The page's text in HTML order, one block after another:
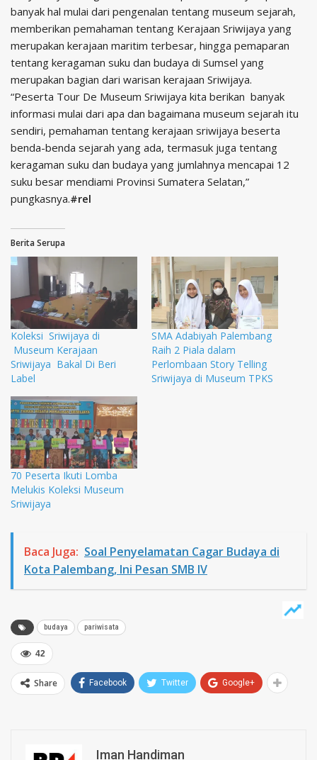
banyak hal mulai dari pengenalan tentang museum sejarah,
memberikan pemahaman tentang Kerajaan Sriwijaya yang
merupakan kerajaan maritim terbesar, hingga pemaparan
tentang keragaman suku dan budaya di Sumsel yang
merupakan bagian dari warisan kerajaan Sriwijaya.
“Peserta Tour De Museum Sriwijaya kita berikan banyak
informasi mulai dari apa dan bagaimana museum sejarah itu
sendiri, pemahaman tentang kerajaan sriwijaya beserta
benda-benda sejarah yang ada, termasuk juga tentang
keragaman suku dan budaya yang jumlahnya mencapai 12
suku besar mendiami Provinsi Sumatera Selatan,”
pungkasnya.#rel
Berita Serupa
Koleksi Sriwijaya di
Museum Kerajaan
Sriwijaya Bakal Di Beri
Label
SMA Adabiyah Palembang
Raih 2 Piala dalam
Perlombaan Story Telling
Sriwijaya di Museum TPKS
70 Peserta Ikuti Lomba
Melukis Koleksi Museum
Sriwijaya
Baca Juga: Soal Penyelamatan Cagar Budaya di
Kota Palembang, Ini Pesan SMB IV
budaya pariwisata
42
Share Facebook Twitter Google+
Iman Handiman